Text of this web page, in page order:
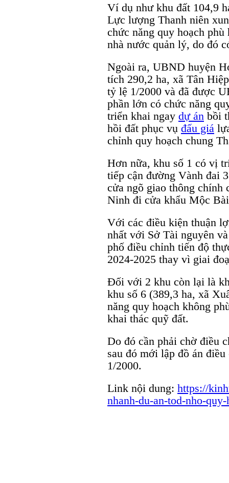
Ví dụ như khu đất 104,9
Lực lượng Thanh niên
chức năng quy hoạch
nhà nước quản lý, do đó
Ngoài ra, UBND huyện
tích 290,2 ha, xã Tân
tỷ lệ 1/2000 và đã được
phần lớn có chức năng
triển khai ngay dự án bồi
hồi đất phục vụ đấu giá
chỉnh quy hoạch chung
Hơn nữa, khu số 1 có vị
tiếp cận đường Vành đai
cửa ngõ giao thông chính
Ninh đi cửa khẩu Mộc
Với các điều kiện thuận
nhất với Sở Tài nguyên
phố điều chỉnh tiến độ
2024-2025 thay vì giai
Đối với 2 khu còn lại là
khu số 6 (389,3 ha, xã
năng quy hoạch không
khai thác quỹ đất.
Do đó cần phải chờ điều
sau đó mới lập đồ án
1/2000.
Link nội dung: https://
nhanh-du-an-tod-nho-